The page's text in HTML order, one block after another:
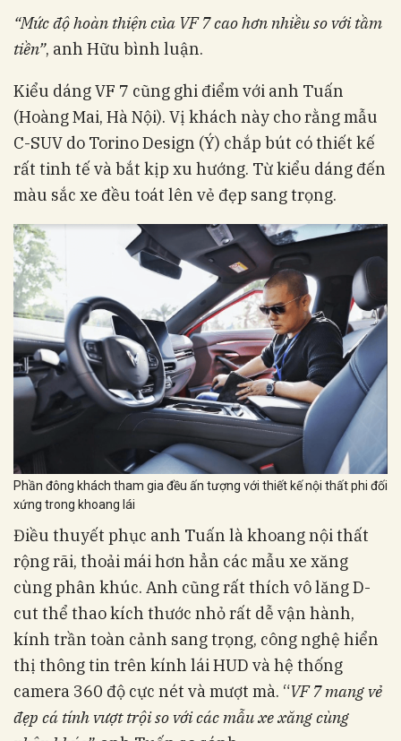
“Mức độ hoàn thiện của VF 7 cao hơn nhiều so với tầm
tiền”, anh Hữu bình luận.
Kiểu dáng VF 7 cũng ghi điểm với anh Tuấn
(Hoàng Mai, Hà Nội). Vị khách này cho rằng mẫu
C-SUV do Torino Design (Ý) chắp bút có thiết kế
rất tinh tế và bắt kịp xu hướng. Từ kiểu dáng đến
màu sắc xe đều toát lên vẻ đẹp sang trọng.
Phần đông khách tham gia đều ấn tượng với thiết kế nội thất phi đối
xứng trong khoang lái
Điều thuyết phục anh Tuấn là khoang nội thất
rộng rãi, thoải mái hơn hẳn các mẫu xe xăng
cùng phân khúc. Anh cũng rất thích vô lăng D-
cut thể thao kích thước nhỏ rất dễ vận hành,
kính trần toàn cảnh sang trọng, công nghệ hiển
thị thông tin trên kính lái HUD và hệ thống
camera 360 độ cực nét và mượt mà. “VF 7 mang vẻ
đẹp cá tính vượt trội so với các mẫu xe xăng cùng